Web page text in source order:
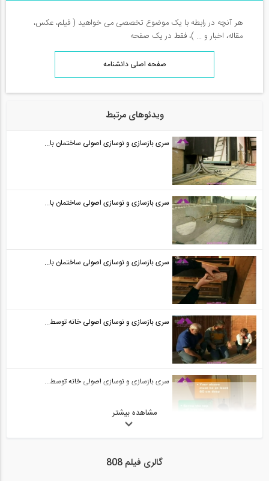
هر آنچه در رابطه با یک موضوع تخصصی می خواهید ( فیلم، عکس،
مقاله، اخبار و ... )، فقط در یک صفحه
صفحه اصلی دانشنامه
ویدئوهای مرتبط
سری بازسازی و نوسازی اصولی ساختمان با...
سری بازسازی و نوسازی اصولی ساختمان با...
سری بازسازی و نوسازی اصولی ساختمان با...
سری بازسازی و نوسازی اصولی خانه توسط...
سری بازسازی و نوسازی اصولی خانه توسط...
مشاهده بیشتر
گالری فیلم 808